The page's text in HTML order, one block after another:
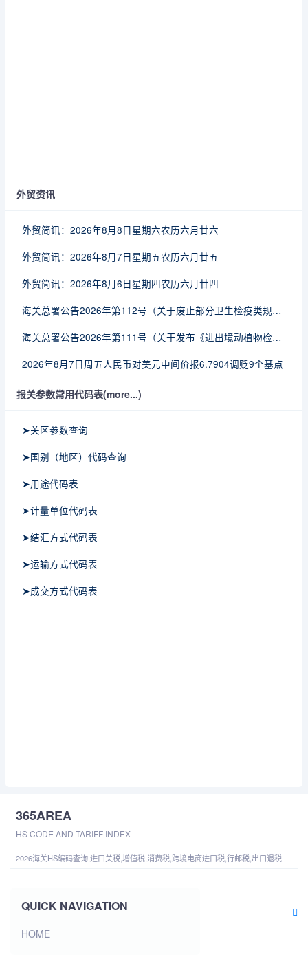
外贸资讯
外贸简讯：2026年8月8日星期六农历六月廿六
外贸简讯：2026年8月7日星期五农历六月廿五
外贸简讯：2026年8月6日星期四农历六月廿四
海关总署公告2026年第112号（关于废止部分卫生检疫类规范性文件的公告）
海关总署公告2026年第111号（关于发布《进出境动植物检疫处理监督管理工作规定》《进出境卫生处理监督管理工作规定》的公告）
2026年8月7日周五人民币对美元中间价报6.7904调贬9个基点
报关参数常用代码表(more...)
➤关区参数查询
➤国别（地区）代码查询
➤用途代码表
➤计量单位代码表
➤结汇方式代码表
➤运输方式代码表
➤成交方式代码表
365AREA
HS CODE AND TARIFF INDEX
2026海关HS编码查询,进口关税,增值税,消费税,跨境电商进口税,行邮税,出口退税
QUICK NAVIGATION
HOME